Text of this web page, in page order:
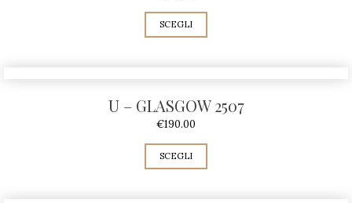
SCEGLI
U – GLASGOW 2507
€190.00
SCEGLI